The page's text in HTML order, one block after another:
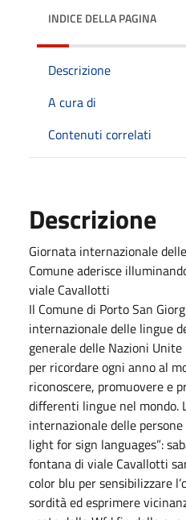
INDICE DELLA PAGINA
Descrizione
A cura di
Contenuti correlati
Descrizione
Giornata internazionale
Comune aderisce
viale Cavallotti
Il Comune di Porto San
internazionale delle lingue
generale delle Nazioni
per ricordare ogni anno al
riconoscere, promuovere e
differenti lingue nel mondo.
internazionale delle
light for sign languages”:
fontana di viale Cavallotti
color blu per sensibilizzare
sordità ed esprimere